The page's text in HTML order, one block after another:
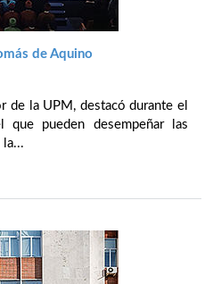
de Aquino
de la UPM, destacó durante el
que pueden desempeñar las
la...